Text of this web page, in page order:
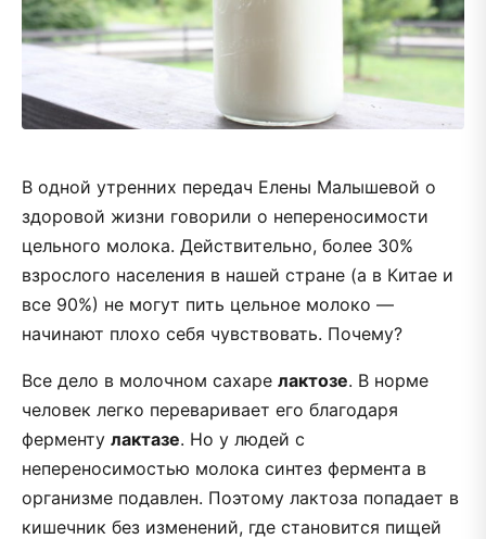
В одной утренних передач Елены Малышевой о
здоровой жизни говорили о непереносимости
цельного молока. Действительно, более 30%
взрослого населения в нашей стране (а в Китае и
все 90%) не могут пить цельное молоко —
начинают плохо себя чувствовать. Почему?
Все дело в молочном сахаре лактозе. В норме
человек легко переваривает его благодаря
ферменту лактазе. Но у людей с
непереносимостью молока синтез фермента в
организме подавлен. Поэтому лактоза попадает в
кишечник без изменений, где становится пищей